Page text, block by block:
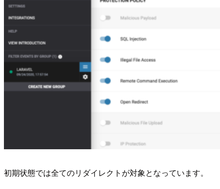
初期状態では全てのリダイレクトが対象となっています。